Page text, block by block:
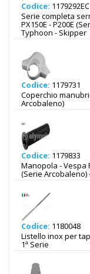
Codice: 1179292EC
Serie completa
PX150E - P200E
Typhoon - Skipper
Codice: 1179731
Coperchio
Arcobaleno)
Codice: 1179833
Manopola - Vespa
(Serie Arcobaleno) -
Codice: 1180048
Listello inox per
1ª Serie